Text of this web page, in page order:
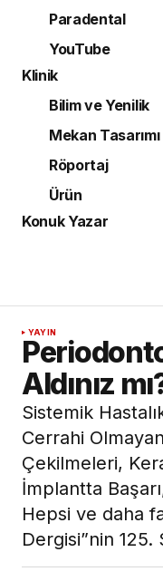
Paradental
YouTube
Klinik
Bilim ve Yenilik
Mekan Tasarımı
Röportaj
Ürün
Konuk Yazar
YAYIN
Aldınız
Sistemik
Cerrahi
Çekilmeleri,
İmplantta
Hepsi ve daha
Dergisi”nin 125.